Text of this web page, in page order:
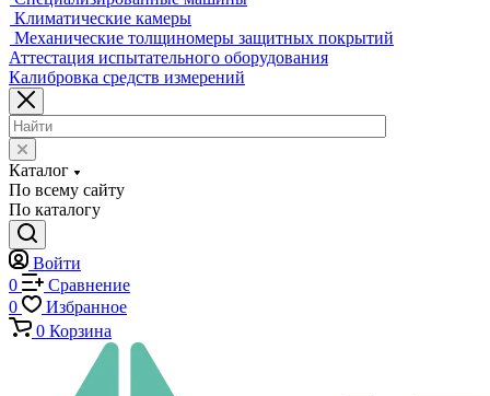
машины
Машины для испытаний на усталость
Машины для испытания пружин
Экстензометры (Измерители деформации)
Системы температурных испытаний
Машины на кручение
Машины на изгиб
Копры маятниковые
Оснастка и приспособления для испытаний
Испытательные прессы
Специализированные машины
Климатические камеры
Механические толщиномеры защитных покрытий
Аттестация испытательного оборудования
Калибровка средств измерений